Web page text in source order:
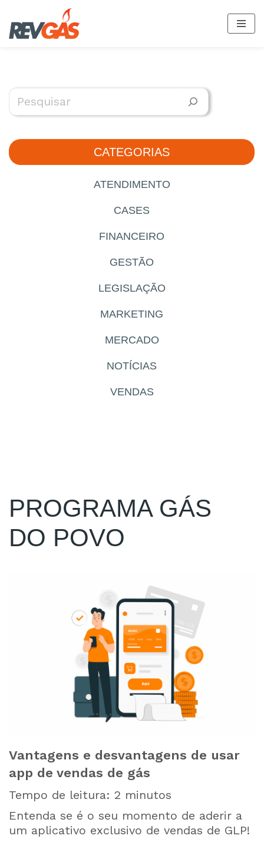
Pular
CATEGORIAS
ATENDIMENTO
CASES
FINANCEIRO
GESTÃO
LEGISLAÇÃO
MARKETING
MERCADO
NOTÍCIAS
VENDAS
PROGRAMA GÁS
DO POVO
Vantagens e desvantagens de usar
app de vendas de gás
Tempo de leitura: 2 minutos
Entenda se é o seu momento de aderir a
um aplicativo exclusivo de vendas de GLP!